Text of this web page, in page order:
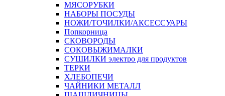
МЯСОРУБКИ
НАБОРЫ ПОСУДЫ
НОЖИ/ТОЧИЛКИ/АКСЕССУАРЫ
Попкорница
СКОВОРОДЫ
СОКОВЫЖИМАЛКИ
СУШИЛКИ электро для продуктов
ТЕРКИ
ХЛЕБОПЕЧИ
ЧАЙНИКИ МЕТАЛЛ